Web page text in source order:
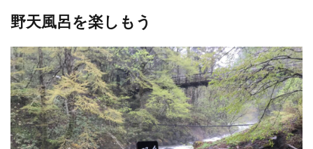
野天風呂を楽しもう